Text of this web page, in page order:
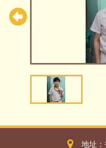
地址